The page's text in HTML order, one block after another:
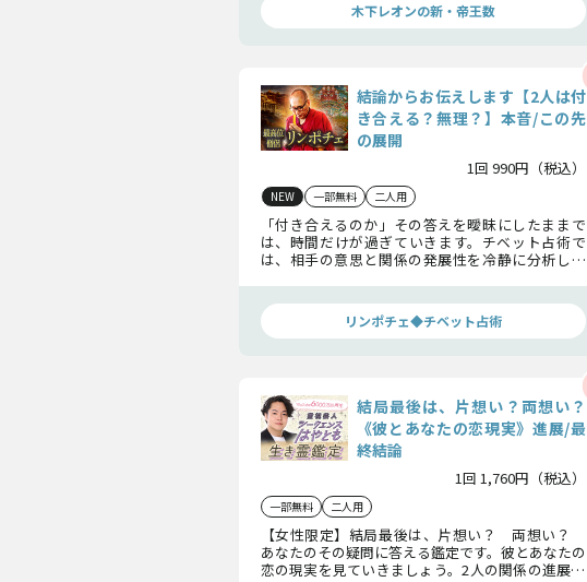
木下レオンの新・帝王数
結論からお伝えします【2人は付
き合える？無理？】本音/この先
の展開
1回 990円（税込）
NEW 一部無料 二人用
「付き合えるのか」その答えを曖昧にしたままで
は、時間だけが過ぎていきます。チベット占術で
は、相手の意思と関係の発展性を冷静に分析し、
リンポチェ◆チベット占術
結局最後は、片想い？両想い？
《彼とあなたの恋現実》進展/最
終結論
1回 1,760円（税込）
一部無料 二人用
【女性限定】結局最後は、片想い？ 両想い？
あなたのその疑問に答える鑑定です。彼とあなたの
恋の現実を見ていきましょう。2人の関係の進展転